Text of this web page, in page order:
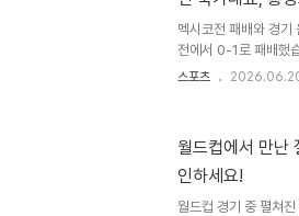
향후 일정 및 필승 의
테레이로 이동할 예정
시 ..
멕시코전 패배와 경기
전에서 0-1로 패배했
담할 수 없게 되었습
이을용은 설영우가 자
기 결과에 대한 아쉬
컨디션이..
스포츠
월드컵에서 만난
인하세요!
월드컵 경기 중 펼쳐